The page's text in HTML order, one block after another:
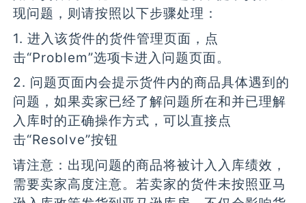
现问题，则请按照以下步骤处理：
1. 进入该货件的货件管理页面，点
击“Problem”选项卡进入问题页面。
2. 问题页面内会提示货件内的商品具体遇到的
问题，如果卖家已经了解问题所在和并已理解
入库时的正确操作方式，可以直接点
击“Resolve”按钮
请注意：出现问题的商品将被计入入库绩效，
需要卖家高度注意。若卖家的货件未按照亚马